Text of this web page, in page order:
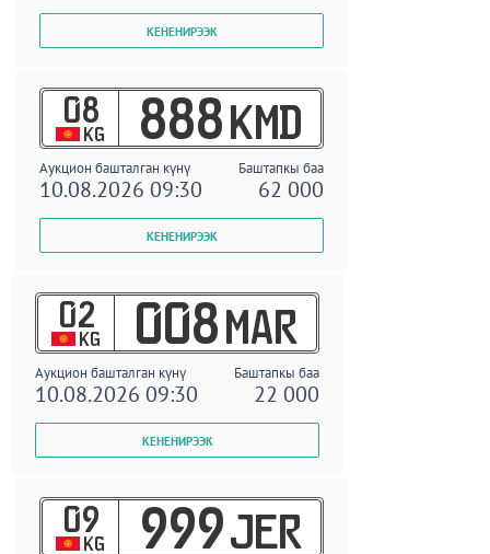
08
KG 888 KMD
Аукцион башталган күнү Баштапкы баа
10.08.2026 09:30 62 000
02
KG 008 MAR
Аукцион башталган күнү Баштапкы баа
10.08.2026 09:30 22 000
09
KG 999 JER